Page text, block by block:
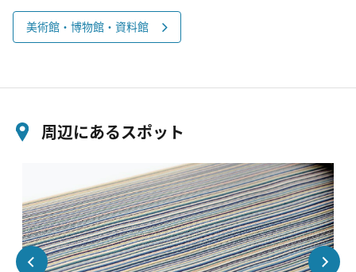
美術館・博物館・資料館
周辺にあるスポット